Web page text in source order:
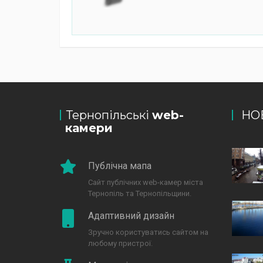
Тернопільські web-
камери
Публічна мапа
Сайт публічних web-камер міста
Тернопіль та Тернопільщини.
Адаптивний дизайн
Зручно користуватись сайтом на
любому пристрої.